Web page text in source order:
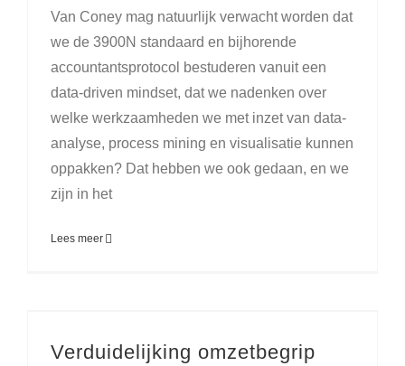
Van Coney mag natuurlijk verwacht worden dat
we de 3900N standaard en bijhorende
accountantsprotocol bestuderen vanuit een
data-driven mindset, dat we nadenken over
welke werkzaamheden we met inzet van data-
analyse, process mining en visualisatie kunnen
oppakken? Dat hebben we ook gedaan, en we
zijn in het
Lees meer
Verduidelijking omzetbegrip